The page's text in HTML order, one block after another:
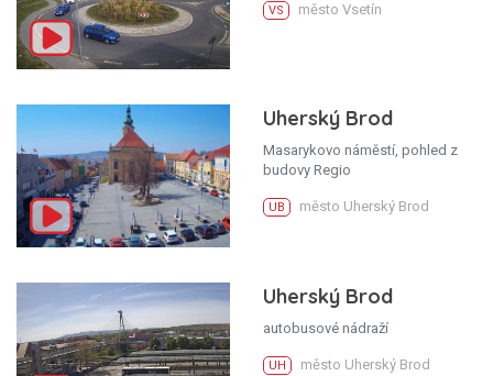
VS město Vsetín
Uherský Brod
Masarykovo náměstí, pohled z
budovy Regio
UB město Uherský Brod
Uherský Brod
autobusové nádraží
UH město Uherský Brod